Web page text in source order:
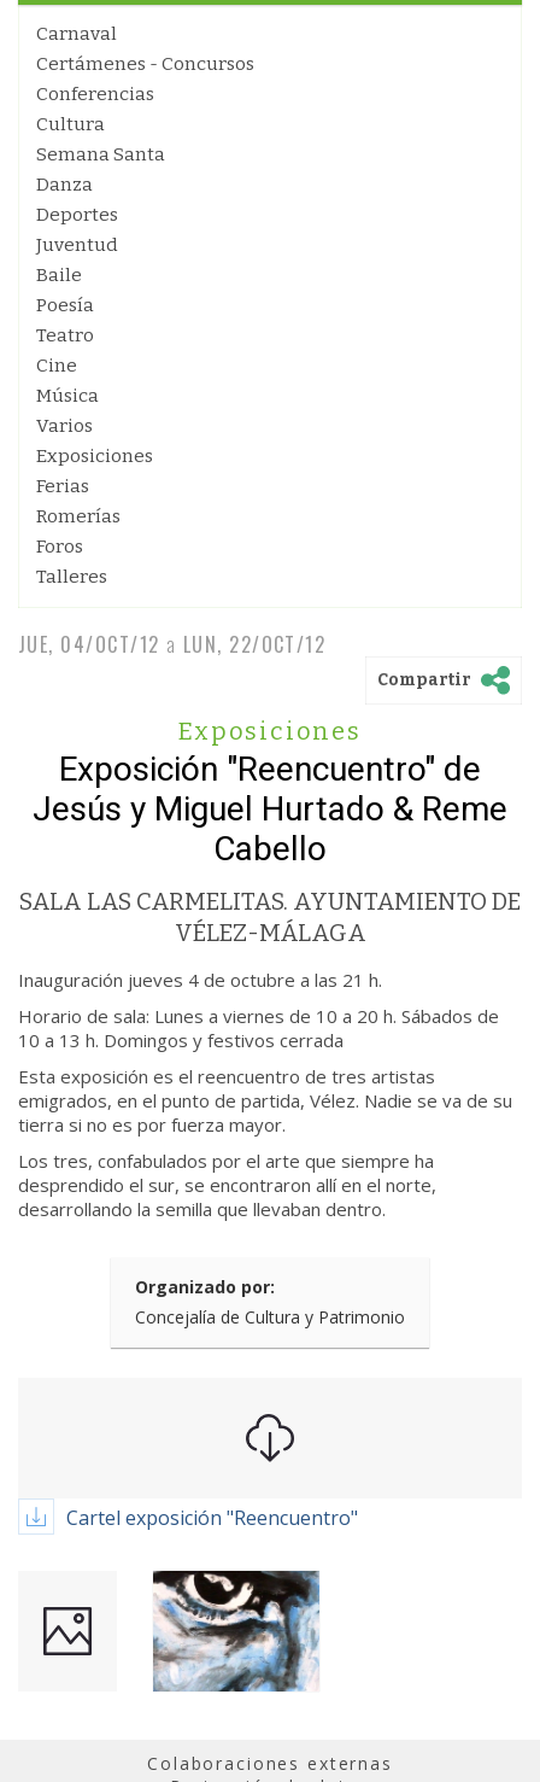
Carnaval
Certámenes - Concursos
Conferencias
Cultura
Semana Santa
Danza
Deportes
Juventud
Baile
Poesía
Teatro
Cine
Música
Varios
Exposiciones
Ferias
Romerías
Foros
Talleres
JUE, 04/OCT/12 a LUN, 22/OCT/12
Compartir
Exposiciones
Exposición "Reencuentro" de
Jesús y Miguel Hurtado & Reme
Cabello
SALA LAS CARMELITAS. AYUNTAMIENTO DE
VÉLEZ-MÁLAGA
Inauguración jueves 4 de octubre a las 21 h.
Horario de sala: Lunes a viernes de 10 a 20 h. Sábados de
10 a 13 h. Domingos y festivos cerrada
Esta exposición es el reencuentro de tres artistas
emigrados, en el punto de partida, Vélez. Nadie se va de su
tierra si no es por fuerza mayor.
Los tres, confabulados por el arte que siempre ha
desprendido el sur, se encontraron allí en el norte,
desarrollando la semilla que llevaban dentro.
Organizado por:
Concejalía de Cultura y Patrimonio
Cartel exposición "Reencuentro"
Colaboraciones externas